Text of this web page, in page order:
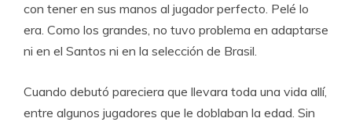
con tener en sus manos al jugador perfecto. Pelé lo
era. Como los grandes, no tuvo problema en adaptarse
ni en el Santos ni en la selección de Brasil.
Cuando debutó pareciera que llevara toda una vida allí,
entre algunos jugadores que le doblaban la edad. Sin